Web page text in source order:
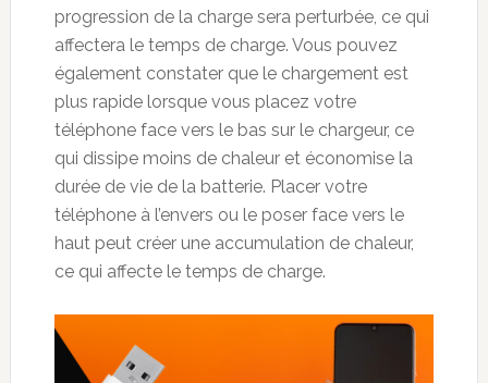
progression de la charge sera perturbée, ce qui
affectera le temps de charge. Vous pouvez
également constater que le chargement est
plus rapide lorsque vous placez votre
téléphone face vers le bas sur le chargeur, ce
qui dissipe moins de chaleur et économise la
durée de vie de la batterie. Placer votre
téléphone à l’envers ou le poser face vers le
haut peut créer une accumulation de chaleur,
ce qui affecte le temps de charge.